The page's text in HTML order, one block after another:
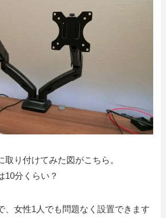
り付けてみた図がこちら。
10分くらい？
、女性1人でも問題なく設置できます